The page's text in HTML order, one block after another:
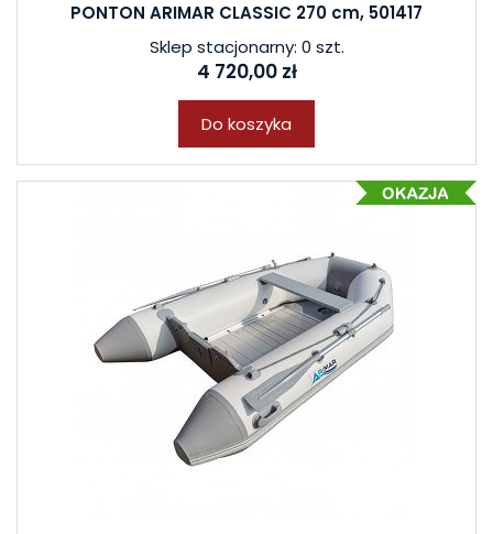
PONTON ARIMAR CLASSIC 270 cm, 501417
Sklep stacjonarny: 0 szt.
4 720,00 zł
Do koszyka